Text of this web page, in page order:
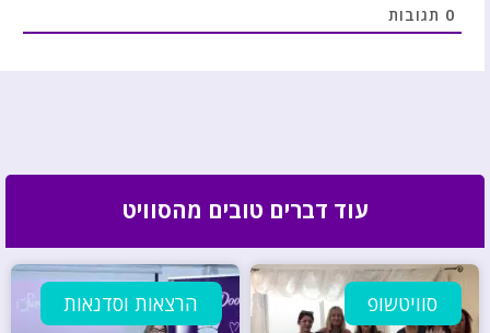
0 תגובות
עוד דברים טובים מהסוויט
סוויטשופ הרצאות וסדנאות